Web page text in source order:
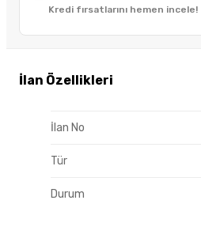
Kredi fırsatlarını hemen incele!
İlan Özellikleri
İlan No
Tür
Durum